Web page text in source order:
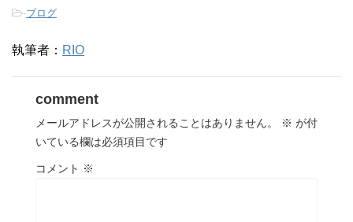
-ブログ
執筆者： RIO
comment
メールアドレスが公開されることはありません。 ※ が付
いている欄は必須項目です
コメント ※